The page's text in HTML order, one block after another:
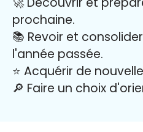
prochaine.
📚 Revoir et
l'année passée.
⭐️ Acquérir de
🔎 Faire un choix